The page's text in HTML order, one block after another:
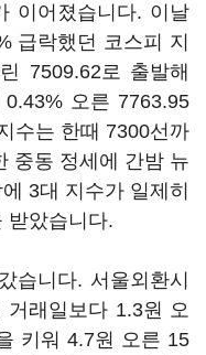
이어졌습니다. 이날
급락했던 코스피 지
7509.62로 출발해
오른 7763.95
수는 한때 7300선까
중동 정세에 간밤 뉴
3대 지수가 일제히
받았습니다.
습니다. 서울외환시
거래일보다 1.3원 오
키워 4.7원 오른 15